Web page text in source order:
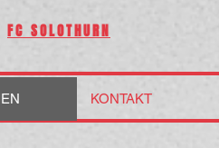
FC SOLOTHURN
KONTAKT